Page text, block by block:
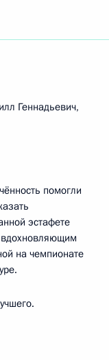
Геннадьевич,
помогли
эстафете
на чемпионате